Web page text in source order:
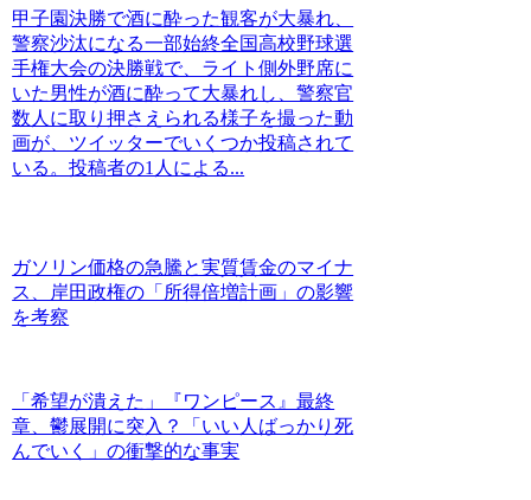
甲子園決勝で酒に酔った観客が大暴れ、
警察沙汰になる一部始終全国高校野球選
手権大会の決勝戦で、ライト側外野席に
いた男性が酒に酔って大暴れし、警察官
数人に取り押さえられる様子を撮った動
画が、ツイッターでいくつか投稿されて
いる。投稿者の1人による...
ガソリン価格の急騰と実質賃金のマイナ
ス、岸田政権の「所得倍増計画」の影響
を考察
「希望が潰えた」『ワンピース』最終
章、鬱展開に突入？「いい人ばっかり死
んでいく」の衝撃的な事実